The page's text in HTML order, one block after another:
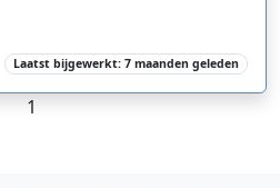
Laatst bijgewerkt: 7 maanden geleden
1